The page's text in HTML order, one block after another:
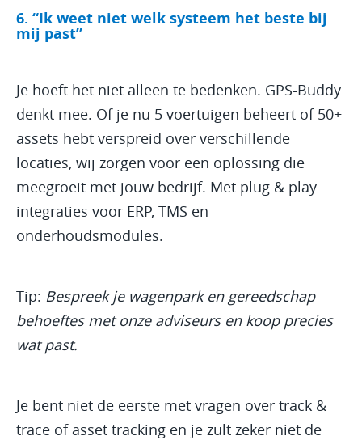
6. “Ik weet niet welk systeem het beste bij
mij past”
Je hoeft het niet alleen te bedenken. GPS-Buddy
denkt mee. Of je nu 5 voertuigen beheert of 50+
assets hebt verspreid over verschillende
locaties, wij zorgen voor een oplossing die
meegroeit met jouw bedrijf. Met plug & play
integraties voor ERP, TMS en
onderhoudsmodules.
Tip: Bespreek je wagenpark en gereedschap
behoeftes met onze adviseurs en koop precies
wat past.
Je bent niet de eerste met vragen over track &
trace of asset tracking en je zult zeker niet de